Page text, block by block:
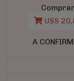
Comprar
U$S
A